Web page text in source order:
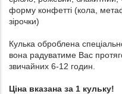
форму конфетті (кола,
зірочки)
Кулька оброблена
вона радуватиме Вас
звичайних 6-12 годин.
Ціна вказана за 1 кульку!